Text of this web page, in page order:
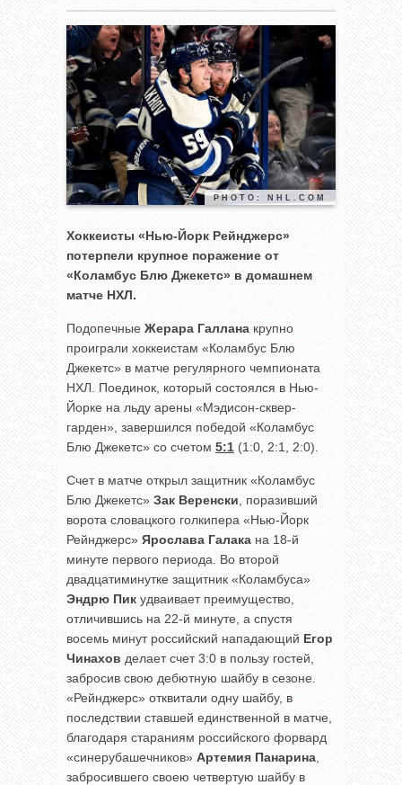
PHOTO: NHL.COM
Хоккеисты «Нью-Йорк Рейнджерс»
потерпели крупное поражение от
«Коламбус Блю Джекетс» в домашнем
матче НХЛ.
Подопечные Жерара Галлана крупно
проиграли хоккеистам «Коламбус Блю
Джекетс» в матче регулярного чемпионата
НХЛ. Поединок, который состоялся в Нью-
Йорке на льду арены «Мэдисон-сквер-
гарден», завершился победой «Коламбус
Блю Джекетс» со счетом 5:1 (1:0, 2:1, 2:0).
Счет в матче открыл защитник «Коламбус
Блю Джекетс» Зак Веренски , поразивший
ворота словацкого голкипера «Нью-Йорк
Рейнджерс» Ярослава Галака на 18-й
минуте первого периода. Во второй
двадцатиминутке защитник «Коламбуса»
Эндрю Пик удваивает преимущество,
отличившись на 22-й минуте, а спустя
восемь минут российский нападающий Егор
Чинахов делает счет 3:0 в пользу гостей,
забросив свою дебютную шайбу в сезоне.
«Рейнджерс» отквитали одну шайбу, в
последствии ставшей единственной в матче,
благодаря стараниям российского форвард
«синерубашечников» Артемия Панарина
забросившего своею четвертую шайбу в